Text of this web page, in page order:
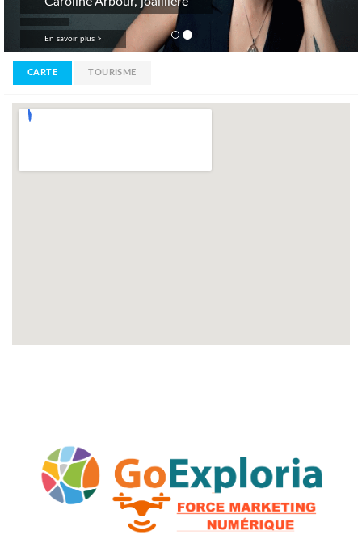
En savoir plus >
CARTE TOURISME